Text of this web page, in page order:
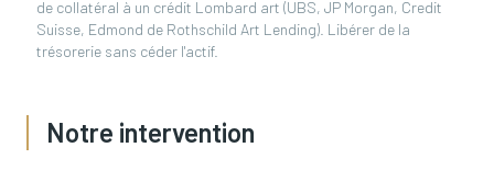
de collatéral à un crédit Lombard art (UBS, JP Morgan, Credit
Suisse, Edmond de Rothschild Art Lending). Libérer de la
trésorerie sans céder l'actif.
Notre intervention